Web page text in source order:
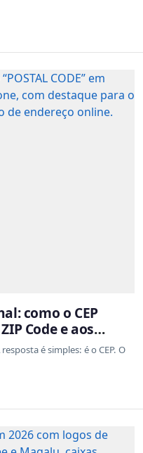
como o CEP
Code e aos
é simples: é o CEP. O